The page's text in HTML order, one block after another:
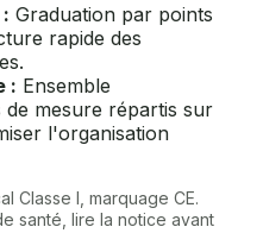
Graduation par points
rapide des
: Ensemble
mesure répartis sur
l'organisation
Classe I, marquage CE.
santé, lire la notice avant